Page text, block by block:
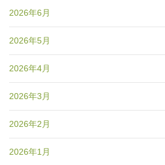
2026年6月
2026年5月
2026年4月
2026年3月
2026年2月
2026年1月